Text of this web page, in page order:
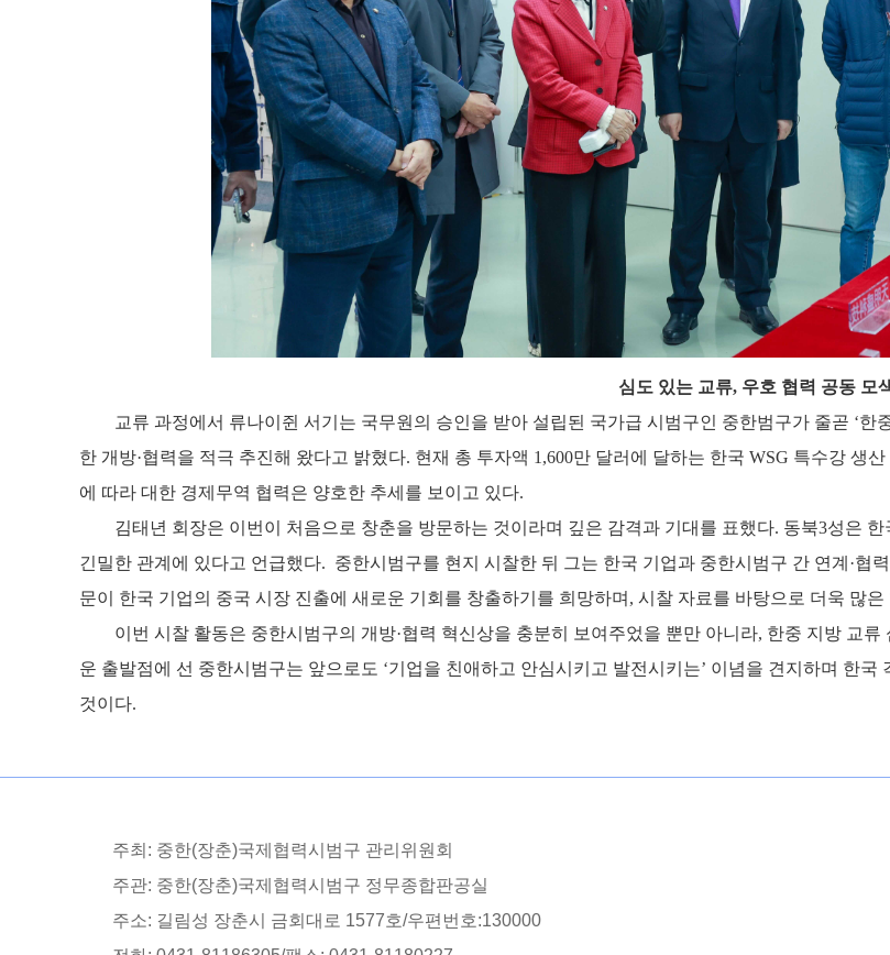
심도 있는 교류, 우호 협력 공동 모
교류 과정에서 류나이쥔 서기는 국무원의 승인을 받아 설립된 국가급 시범구인 중한범구가 줄곧 ‘한
한 개방·협력을 적극 추진해 왔다고 밝혔다. 현재 총 투자액 1,600만 달러에 달하는 한국 WSG 특수강 생
에 따라 대한 경제무역 협력은 양호한 추세를 보이고 있다.
김태년 회장은 이번이 처음으로 창춘을 방문하는 것이라며 깊은 감격과 기대를 표했다. 동북3성은 한
긴밀한 관계에 있다고 언급했다. 중한시범구를 현지 시찰한 뒤 그는 한국 기업과 중한시범구 간 연계 ·협
문이 한국 기업의 중국 시장 진출에 새로운 기회를 창출하기를 희망하며 , 시찰 자료를 바탕으로 더욱 많
이번 시찰 활동은 중한시범구의 개방·협력 혁신상을 충분히 보여주었을 뿐만 아니라, 한중 지방 교류
운 출발점에 선 중한시범구는 앞으로도 ‘기업을 친애하고 안심시키고 발전시키는’ 이념을 견지하며 한
것이 다.
주최: 중한(장춘)국제협력시범구 관리위원회
주관: 중한(장춘)국제협력시범구 정무종합판공실
주소: 길림성 장춘시 금회대로 1577호/우편번호:130000